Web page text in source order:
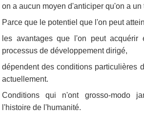
on a aucun moyen d'anticiper qu'on a un
Parce que le potentiel que l'on peut
les avantages que l'on peut acquérir
processus de développement dirigé,
dépendent des conditions particulières
actuellement.
Conditions qui n'ont grosso-modo
l'histoire de l'humanité.